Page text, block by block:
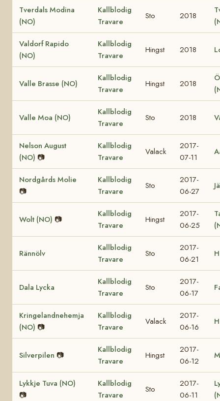
Tverdals Modina
(NO)
Kallblodig
Travare
Sto 2018
Valdorf Rapido
(NO)
Kallblodig
Travare
Hingst 2018
Valle Brasse (NO)
Kallblodig
Travare
Hingst 2018
Valle Moa (NO)
Kallblodig
Travare
Sto 2018
Nelson August
(NO) 📷
Kallblodig
Travare
Valack
2017-
07-11
Nordgårds Molie
📷
Kallblodig
Travare
Sto
2017-
06-27
Wolt (NO) 📷
Kallblodig
Travare
Hingst
2017-
06-25
Rännölv
Kallblodig
Travare
Sto
2017-
06-21
Dala Lycka
Kallblodig
Travare
Sto
2017-
06-17
Kringelandnehemja
(NO) 📷
Kallblodig
Travare
Valack
2017-
06-16
Silverpilen 📷
Kallblodig
Travare
Hingst
2017-
06-12
Lykkje Tuva (NO)
📷
Kallblodig
Travare
Sto
2017-
06-11